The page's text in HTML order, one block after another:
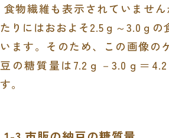
食物繊維も表示されていませ
たりにはおおよそ2.5ｇ～3.0ｇの
います。そのため、この画像の
豆の糖質量は7.2ｇ－3.0ｇ＝
す。